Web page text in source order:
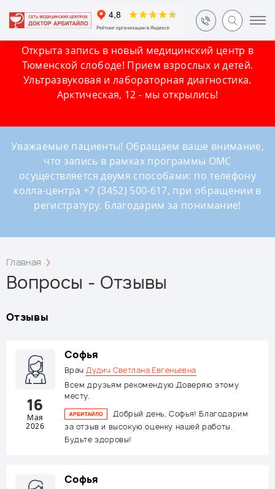
Открыта запись в новый медицинский центр в
Тюменской слободе! Прием взрослых и детей.
Ультразвуковая и лабораторная диагностика.
Арктическая, 12 - мы открылись!
Уважаемые пациенты! Обращаем ваше внимание,
что запись в рамках программы ОМС
осуществляется двумя способами: по телефону
колла-центра +7 (3452) 500-617, при обращении в
регистратуру. Благодарим за понимание!
Главная
Вопросы - Отзывы
Отзывы
16
Мая
2026
Софья
ВрачДудич Светлана Евгеньевна
Всем друзьям рекомендую.Доверяю этому
месту.
Добрый день, Софья! Благодарим
за отзыв и высокую оценку нашей работы.
Будьте здоровы!
Софья